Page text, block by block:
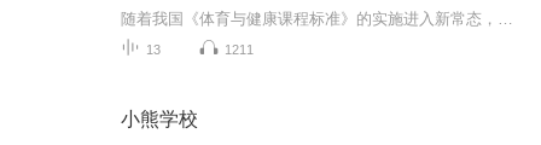
13 1211
小熊学校